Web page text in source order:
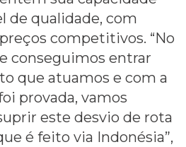
de qualidade, com
competitivos. “No
conseguimos entrar
que atuamos e com a
provada, vamos
este desvio de rota
é feito via Indonésia”,